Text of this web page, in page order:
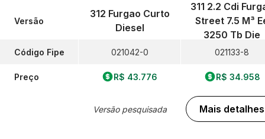
Versão
Código Fipe
Preço
312 Furgao Curto
Diesel
021042-0
R$ 43.776
Versão pesquisada
311 2.2 Cdi
Street 7.5 M³
3250 Tb Die
021133-8
R$ 34.958
Mais detalhes